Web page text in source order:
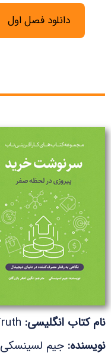
دانلود فصل اول
نام کتاب انگلیسی:
نویسنده: جیم لسینسکی